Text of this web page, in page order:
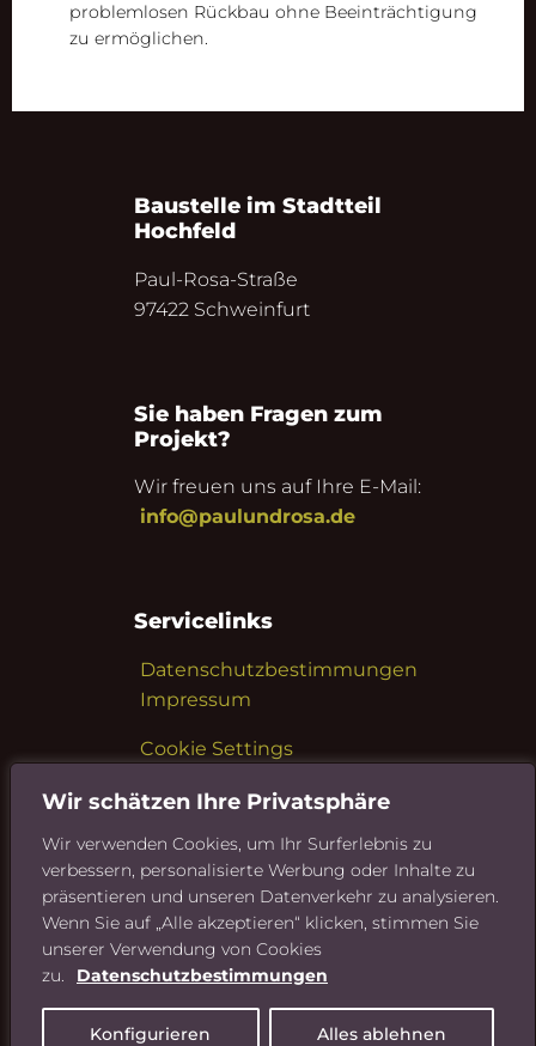
Wir schätzen Ihre Privatsphäre
Wir verwenden Cookies, um Ihr Surferlebnis zu
verbessern, personalisierte Werbung oder Inhalte zu
präsentieren und unseren Datenverkehr zu analysieren.
Wenn Sie auf „Alle akzeptieren“ klicken, stimmen Sie
unserer Verwendung von Cookies
zu.
Datenschutzbestimmungen
Konfigurieren Alles ablehnen
problemlosen Rückbau ohne Beeinträchtigung
zu ermöglichen.
Baustelle im Stadtteil
Hochfeld
Paul-Rosa-Straße
97422 Schweinfurt
Sie haben Fragen zum
Projekt?
Wir freuen uns auf Ihre E-Mail:
info@paulundrosa.de
Servicelinks
Datenschutzbestimmungen
Impressum
Cookie Settings
Sie möchten mehr über
Riedel Bau erfahren?
Hier geht's zur Riedel Bau
Website